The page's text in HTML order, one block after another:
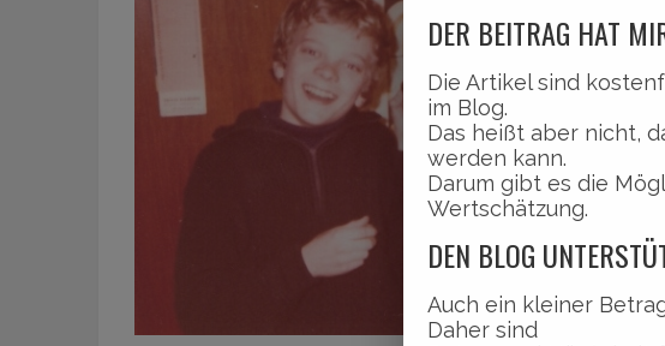
DER BEITRAG HAT
Die Artikel sind
im Blog.
Das heißt aber nicht,
werden kann.
Darum gibt es die
Wertschätzung.
DEN BLOG
Auch ein kleiner
Daher sind